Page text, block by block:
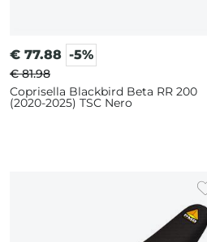
€ 77.88 -5%
€ 81.98
Coprisella Blackbird Beta RR 200
(2020-2025) TSC Nero